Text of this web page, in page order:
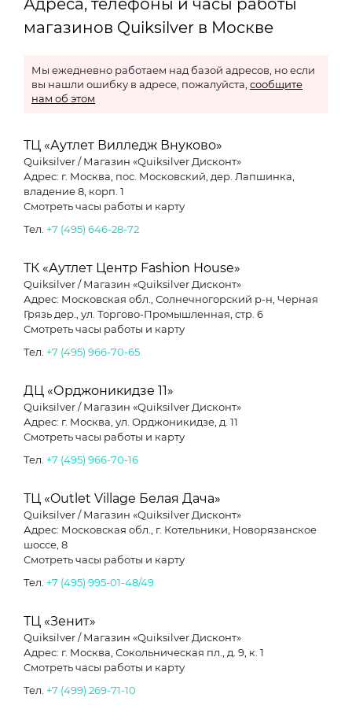
Адреса, телефоны и часы работы
магазинов Quiksilver в Москве
Мы ежедневно работаем над базой адресов, но если
вы нашли ошибку в адресе, пожалуйста, сообщите
нам об этом
ТЦ «Аутлет Вилледж Внуково»
Quiksilver / Магазин «Quiksilver Дисконт»
Адрес: г. Москва, пос. Московский, дер. Лапшинка,
владение 8, корп. 1
Смотреть часы работы и карту
Тел. +7 (495) 646-28-72
ТК «Аутлет Центр Fashion House»
Quiksilver / Магазин «Quiksilver Дисконт»
Адрес: Московская обл., Солнечногорский р-н, Черная
Грязь дер., ул. Торгово-Промышленная, стр. 6
Смотреть часы работы и карту
Тел. +7 (495) 966-70-65
ДЦ «Орджоникидзе 11»
Quiksilver / Магазин «Quiksilver Дисконт»
Адрес: г. Москва, ул. Орджоникидзе, д. 11
Смотреть часы работы и карту
Тел. +7 (495) 966-70-16
ТЦ «Outlet Village Белая Дача»
Quiksilver / Магазин «Quiksilver Дисконт»
Адрес: Московская обл., г. Котельники, Новорязанское
шоссе, 8
Смотреть часы работы и карту
Тел. +7 (495) 995-01-48/49
ТЦ «Зенит»
Quiksilver / Магазин «Quiksilver Дисконт»
Адрес: г. Москва, Сокольническая пл., д. 9, к. 1
Смотреть часы работы и карту
Тел. +7 (499) 269-71-10